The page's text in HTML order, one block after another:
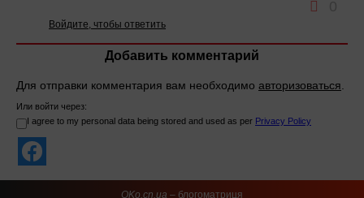
Войдите, чтобы ответить
Добавить комментарий
Для отправки комментария вам необходимо авторизоваться
Или войти через:
I agree to my personal data being stored and used as per Privacy Policy
OKo.cn.ua – блогоматриця